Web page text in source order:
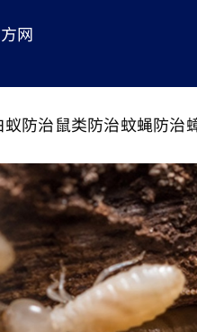
网
蚁防治鼠类防治蚊蝇防治